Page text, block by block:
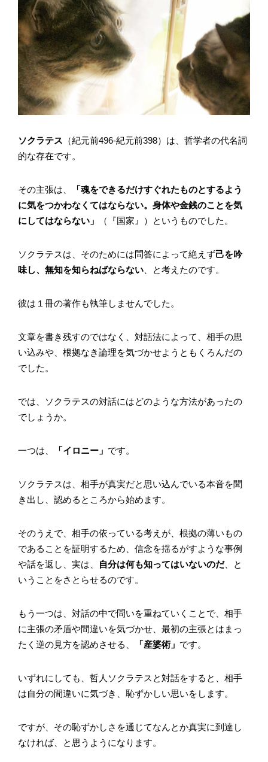
ソクラテス （紀元前496-紀元前398）は、哲学者の代名詞
的な存在です。
その主張は、
「魂をできるだけすぐれたものとするよう
に気をつかわなくてはならない。身体や金銭のことを気
にしてはならない」
（『国家』）というものでした。
ソクラテスは、そのためには問答によって絶えず己を吟
味し、無知を知らねばならない 、と考えたのです。
彼は１冊の著作も執筆しませんでした。
文章を書き残すのではなく、対話法によって、相手の思
い込みや、根拠なき論理を気づかせようともくろんだの
でした。
では、ソクラテスの対話にはどのような方法があったの
でしょうか。
一つは、 「イロニー」 です。
ソクラテスは、相手が真実だと思い込んでいる本音を聞
き出し、認めるところから始めます。
そのうえで、相手の依っている考えが、根拠の薄いもの
であることを証明するため、信念を揺るがすような事例
や話を返し、実は、
自分は何も知ってはいないのだ、と
いうことをさとらせるのです。
もう一つは、対話の中で問いを重ねていくことで、相手
に主張の矛盾や間違いを気づかせ、最初の主張とはまっ
たく逆の見方を認めさせる、
「産婆術」 です。
いずれにしても、哲人ソクラテスと対話をすると、相手
は自分の間違いに気づき、恥ずかしい思いをします。
ですが、その恥ずかしさを通じてなんとか真実に到達し
なければ、と思うようになります。